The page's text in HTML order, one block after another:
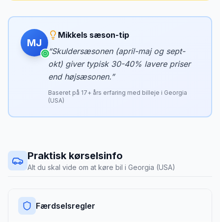
MJ
Mikkels sæson-tip
“Skuldersæsonen (april-maj og sept-
okt) giver typisk 30-40% lavere priser
end højsæsonen.”
Baseret på 17+ års erfaring med billeje i Georgia
(USA)
Praktisk kørselsinfo
Alt du skal vide om at køre bil i Georgia (USA)
Færdselsregler